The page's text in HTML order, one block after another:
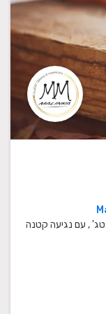
, עם נגיעה קטנה